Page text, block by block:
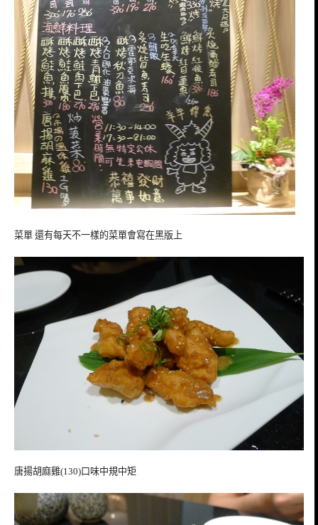
菜單 還有每天不一樣的菜單會寫在黑版上
唐揚胡麻雞(130)口味中規中矩